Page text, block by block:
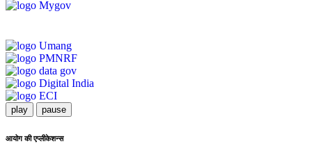
play pause
आयोग की एप्लीकेशन्स